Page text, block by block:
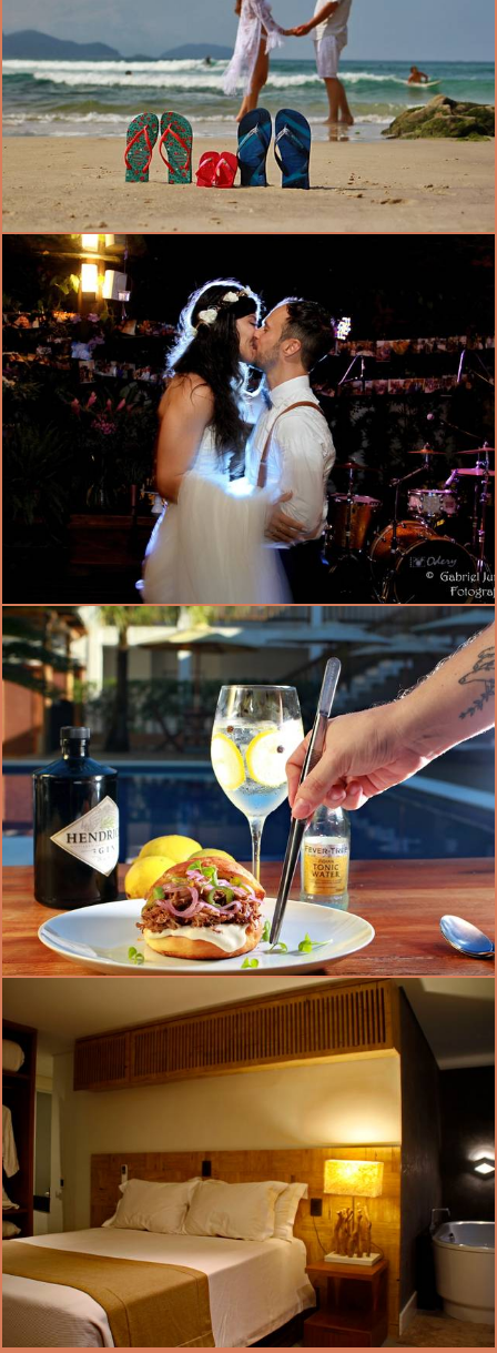
3038 0
1382 8
1323 1
1